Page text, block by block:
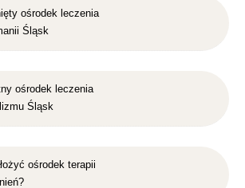
ośrodek leczenia
Śląsk
ośrodek leczenia
Śląsk
ośrodek terapii